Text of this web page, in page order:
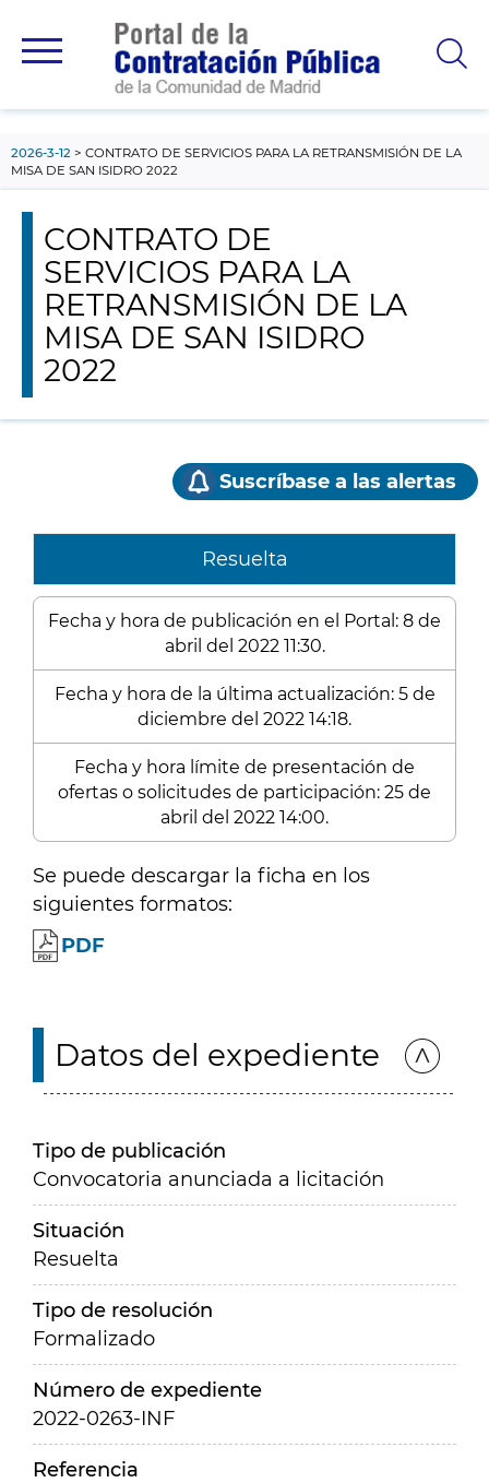
principal
2026-3-12
CONTRATO DE SERVICIOS PARA LA RETRANSMISIÓN DE LA
MISA DE SAN ISIDRO 2022
CONTRATO DE
SERVICIOS PARA LA
RETRANSMISIÓN DE LA
MISA DE SAN ISIDRO
2022
Suscríbase a las alertas
Resuelta
Fecha y hora de publicación en el Portal: 8 de
abril del 2022 11:30.
Fecha y hora de la última actualización: 5 de
diciembre del 2022 14:18.
Fecha y hora límite de presentación de
ofertas o solicitudes de participación: 25 de
abril del 2022 14:00.
Se puede descargar la ficha en los
siguientes formatos:
PDF
Datos del expediente
Tipo de publicación
Convocatoria anunciada a licitación
Situación
Resuelta
Tipo de resolución
Formalizado
Número de expediente
2022-0263-INF
Referencia